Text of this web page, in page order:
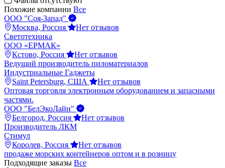
Похожие компании Все
ООО "Соя-Запад"
Москва, Россия
Нет отзывов
Светотехника
ООО «ЕРМАК»
Кстово, Россия
Нет отзывов
Ведущий производитель пиломатериалов
Индустриальные Гаджеты
Saint Petersburg, США
Нет отзывов
Оптовая торговля электронным оборудованием и запасными
частями.
ООО "БелЭкоЛайн"
Белгород, Россия
Нет отзывов
Производитель ЛКМ
Стимул
Королев, Россия
Нет отзывов
продаже морских контейнеров оптом и в розницу
Подходящие заказы Все